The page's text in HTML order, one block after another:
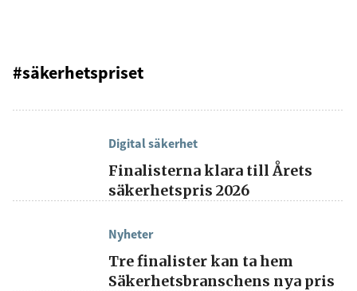
#säkerhetspriset
Digital säkerhet
Finalisterna klara till Årets
säkerhetspris 2026
Nyheter
Tre finalister kan ta hem
Säkerhetsbranschens nya pris